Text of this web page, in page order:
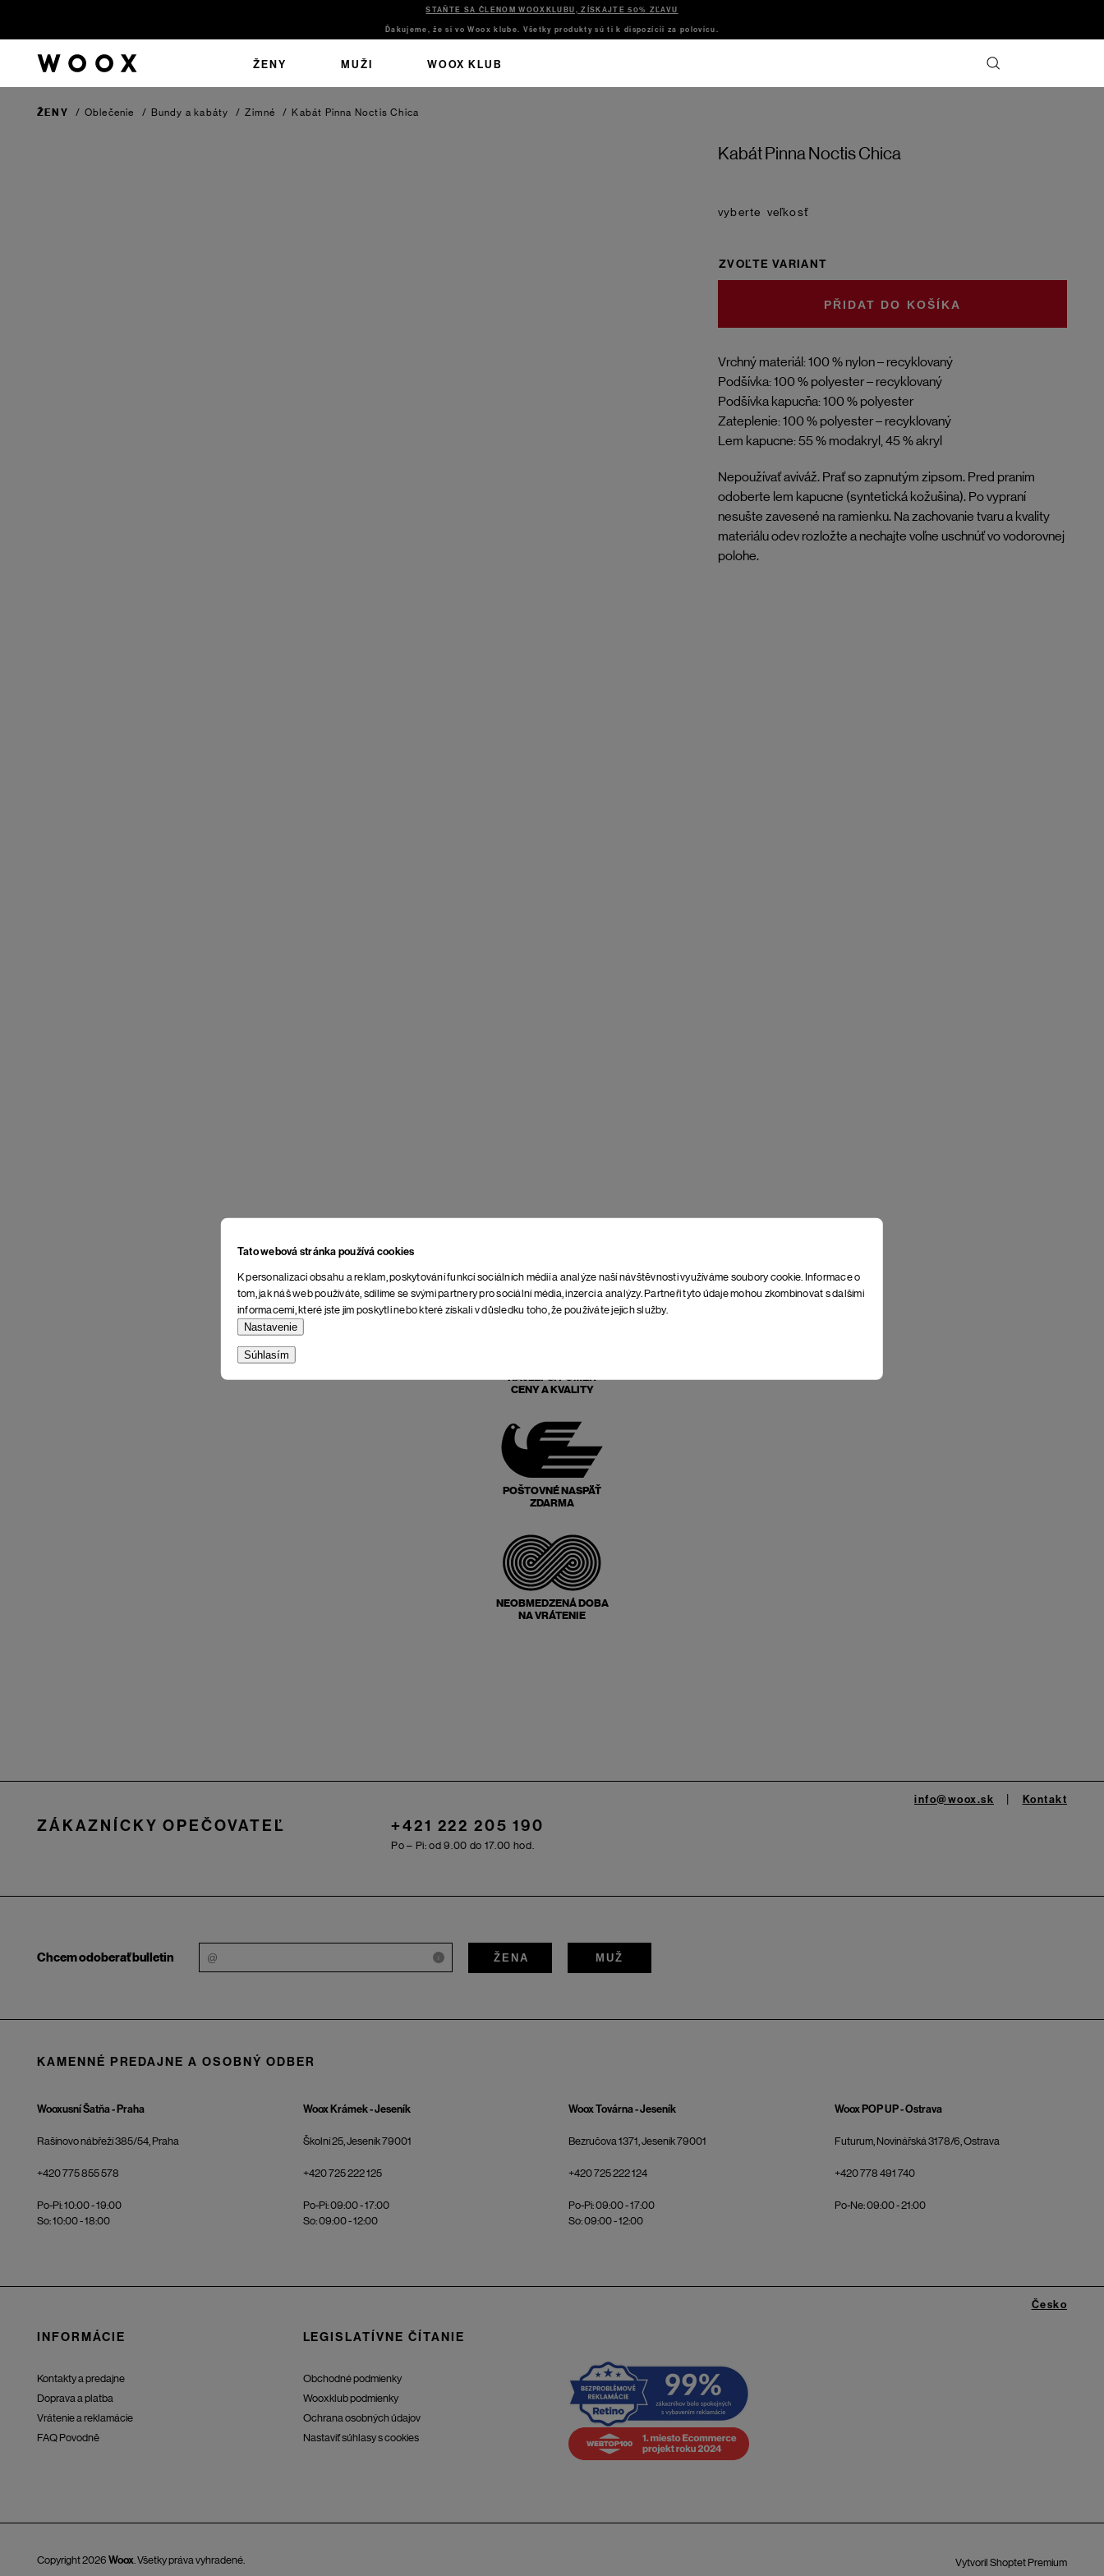
Tato webová stránka používá cookies
K personalizaci obsahu a reklam, poskytování funkcí sociálních médií a analýze naší návštěvnosti využíváme soubory cookie. Informace o
tom, jak náš web používáte, sdílíme se svými partnery pro sociální média, inzerci a analýzy. Partneři tyto údaje mohou zkombinovat s dalšími
informacemi, které jste jim poskytli nebo které získali v důsledku toho, že používáte jejich služby.
Nastavenie
Súhlasím
STAŇTE SA ČLENOM WOOXKLUBU, ZÍSKAJTE 50% ZĽAVU
Ďakujeme, že si vo Woox klube. Všetky produkty sú ti k dispozícii za polovicu.
ŽENY MUŽI WOOX KLUB
ŽENY / Oblečenie / Bundy a kabáty / Zimné / Kabát Pinna Noctis Chica
Kabát Pinna Noctis Chica
Vrchný materiál: 100 % nylon – recyklovaný
Podšívka: 100 % polyester – recyklovaný
Podšívka kapucňa: 100 % polyester
Zateplenie: 100 % polyester – recyklovaný
Lem kapucne: 55 % modakryl, 45 % akryl
Nepoužívať aviváž. Prať so zapnutým zipsom. Pred praním
odoberte lem kapucne (syntetická kožušina). Po vypraní
nesušte zavesené na ramienku. Na zachovanie tvaru a kvality
materiálu odev rozložte a nechajte voľne uschnúť vo vodorovnej
polohe.
veľkosť
ZVOĽTE VARIANT
DO KOŠÍKA
NAJLEPŠÍ POMER
CENY A KVALITY
POŠTOVNÉ NASPÄŤ
ZDARMA
NEOBMEDZENÁ DOBA
NA VRÁTENIE
ZÁKAZNÍCKY OPEČOVATEĽ +421 222 205 190
Po – Pi: od 9.00 do 17.00 hod.
info@woox.sk Kontakt
Chcem odoberať bulletin i ŽENA MUŽ
KAMENNÉ PREDAJNE A OSOBNÝ ODBER
Wooxusní Šatňa - Praha
Rašínovo nábřeží 385/54, Praha
+420 775 855 578
Po-Pi: 10:00 - 19:00
So: 10:00 - 18:00
Woox Krámek - Jeseník
Školní 25, Jeseník 79001
+420 725 222 125
Po-Pi: 09:00 - 17:00
So: 09:00 - 12:00
Woox Továrna - Jeseník
Bezručova 1371, Jeseník 79001
+420 725 222 124
Po-Pi: 09:00 - 17:00
So: 09:00 - 12:00
Woox POP UP - Ostrava
Futurum, Novinářská 3178/6, Ostrava
+420 778 491 740
Po-Ne: 09:00 - 21:00
INFORMÁCIE
Kontakty a predajne
Doprava a platba
Vrátenie a reklamácie
FAQ Povodně
LEGISLATÍVNE ČÍTANIE
Obchodné podmienky
Wooxklub podmienky
Ochrana osobných údajov
Nastaviť súhlasy s cookies
Česko
Vytvoril Shoptet Premium
Copyright 2026 Woox. Všetky práva vyhradené.